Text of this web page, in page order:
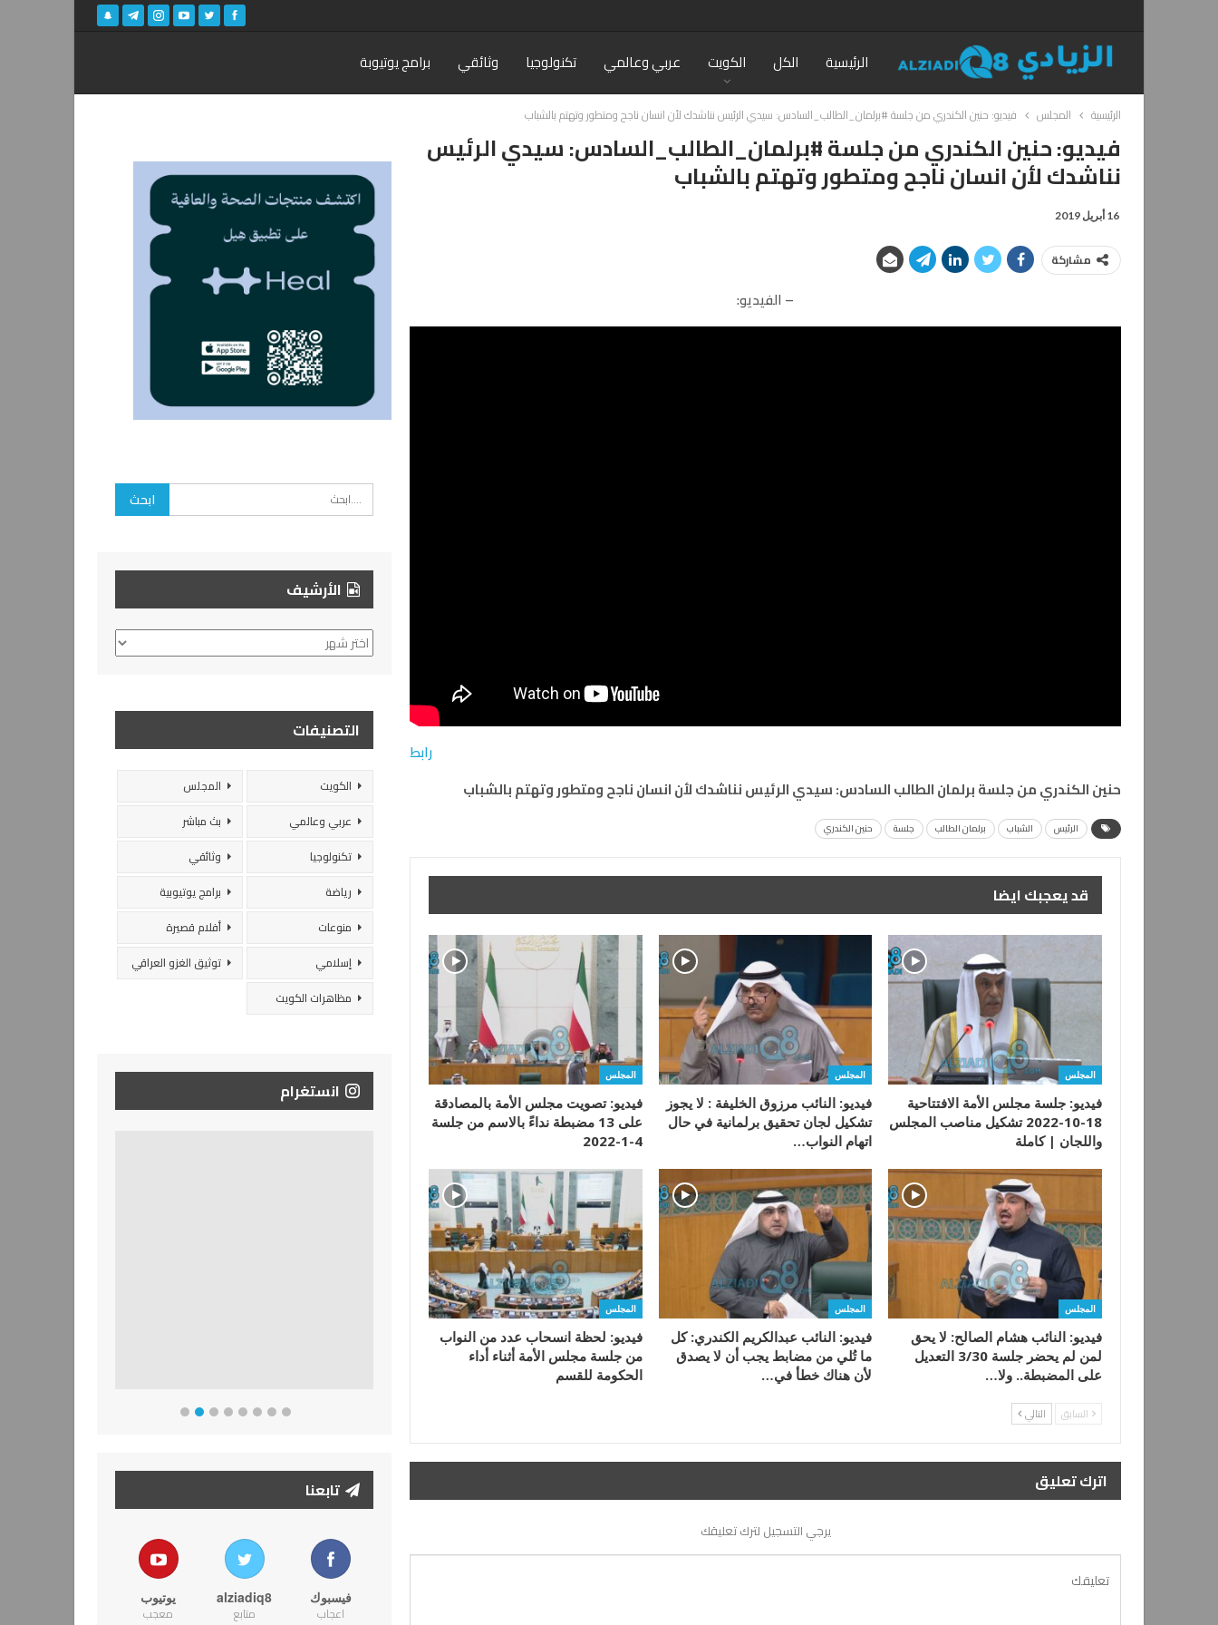
الرئيسية الكل الكويت عربي وعالمي تكنولوجيا وثائقي برامج يوتيوبة
الرئيسية المجلس فيديو: حنين الكندري من جلسة #برلمان_الطالب_السادس: سيدي الرئيس نناشدك لأن انسان ناجح ومتطور وتهتم بالشباب
فيديو: حنين الكندري من جلسة #برلمان_الطالب_السادس: سيدي الرئيس
نناشدك لأن انسان ناجح ومتطور وتهتم بالشباب
16 أبريل 2019
مشاركة
– الفيديو:
رابط
حنين الكندري من جلسة برلمان الطالب السادس: سيدي الرئيس نناشدك لأن انسان ناجح ومتطور وتهتم بالشباب
الرئيس الشباب برلمان الطالب جلسة حنين الكندري
قد يعجبك ايضا
المجلس
فيديو: جلسة مجلس الأمة الافتتاحية
18-10-2022 تشكيل مناصب المجلس
واللجان | كاملة
المجلس
فيديو: النائب مرزوق الخليفة : لا يجوز
تشكيل لجان تحقيق برلمانية في حال
اتهام النواب…
المجلس
فيديو: تصويت مجلس الأمة بالمصادقة
على 13 مضبطة نداءً بالاسم من جلسة
4-1-2022
المجلس
فيديو: النائب هشام الصالح: لا يحق
لمن لم يحضر جلسة 3/30 التعديل
على المضبطة.. ولا…
المجلس
فيديو: النائب عبدالكريم الكندري: كل
ما تُلي من مضابط يجب أن لا يصدق
لأن هناك خطأ في…
المجلس
فيديو: لحظة انسحاب عدد من النواب
من جلسة مجلس الأمة أثناء أداء
الحكومة للقسم
السابق التالي
اترك تعليق
يرجي التسجيل لترك تعليقك
الأرشيف
الأرشيف
التصنيفات
الكويت
المجلس
عربي وعالمي
بث مباشر
تكنولوجيا
وثائقي
رياضة
برامج يوتيوبية
منوعات
أفلام قصيرة
إسلامي
توثيق الغزو العراقي
مظاهرات الكويت
انستغرام
تابعنا
فيسبوك
اعجاب
alziadiq8
متابع
يوتيوب
معجب